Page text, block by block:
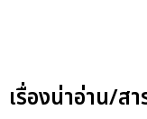
เรื่องน่าอ่าน/สา